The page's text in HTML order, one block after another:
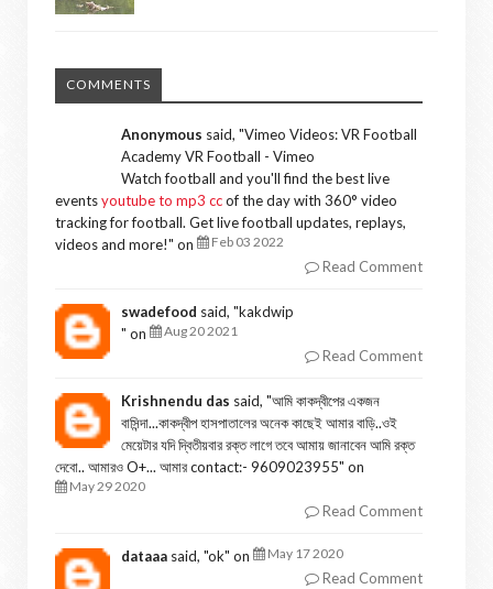
COMMENTS
Anonymous said, "Vimeo Videos: VR Football
Academy VR Football - Vimeo
Watch football and you'll find the best live
eventsyoutube to mp3 ccof the day with 360° video
tracking for football. Get live football updates, replays,
videos and more!" on Feb 03 2022
Read Comment
swadefood said, "kakdwip
" on
Aug 20 2021
Read Comment
Krishnendu das said, "আমি কাকদ্বীপের একজন
বাসিন্দা...কাকদ্বীপ হাসপাতালের অনেক কাছেই আমার বাড়ি..ওই
মেয়েটার যদি দ্বিতীয়বার রক্ত লাগে তবে আমায় জানাবেন আমি রক্ত
দেবো.. আমারও O+... আমার contact:- 9609023955" on
May 29 2020
Read Comment
dataaa said, "ok" on May 17 2020
Read Comment